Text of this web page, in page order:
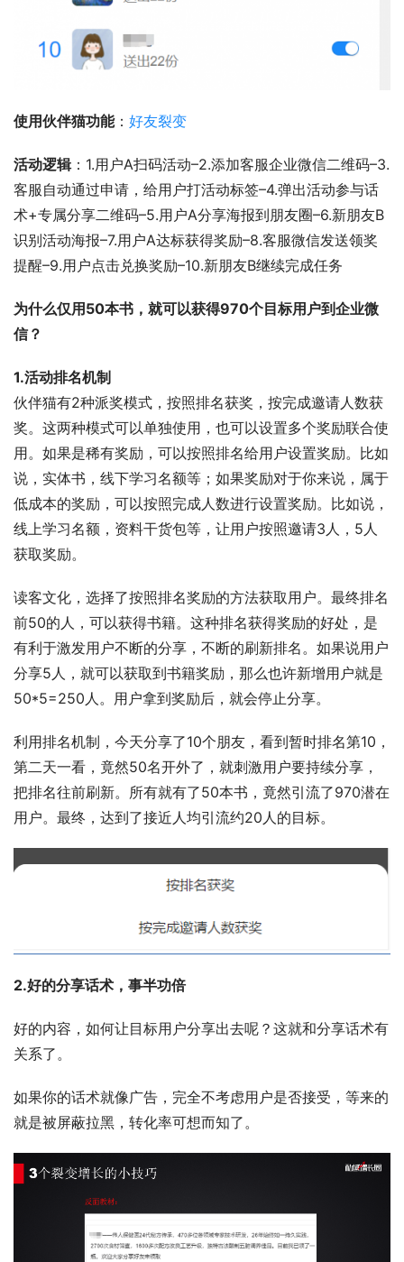
使用伙伴猫功能： 好友裂变
活动逻辑：1.用户A扫码活动–2.添加客服企业微信二维码–3.
客服自动通过申请，给用户打活动标签–4.弹出活动参与话
术+专属分享二维码–5.用户A分享海报到朋友圈–6.新朋友B
识别活动海报–7.用户A达标获得奖励–8.客服微信发送领奖
提醒–9.用户点击兑换奖励–10.新朋友B继续完成任务
为什么仅用50本书，就可以获得970个目标用户到企业微
信？
1.活动排名机制
伙伴猫有2种派奖模式，按照排名获奖，按完成邀请人数获
奖。这两种模式可以单独使用，也可以设置多个奖励联合使
用。如果是稀有奖励，可以按照排名给用户设置奖励。比如
说，实体书，线下学习名额等；如果奖励对于你来说，属于
低成本的奖励，可以按照完成人数进行设置奖励。比如说，
线上学习名额，资料干货包等，让用户按照邀请3人，5人
获取奖励。
读客文化，选择了按照排名奖励的方法获取用户。最终排名
前50的人，可以获得书籍。这种排名获得奖励的好处，是
有利于激发用户不断的分享，不断的刷新排名。如果说用户
分享5人，就可以获取到书籍奖励，那么也许新增用户就是
50*5=250人。用户拿到奖励后，就会停止分享。
利用排名机制，今天分享了10个朋友，看到暂时排名第10，
第二天一看，竟然50名开外了，就刺激用户要持续分享，
把排名往前刷新。所有就有了50本书，竟然引流了970潜在
用户。最终，达到了接近人均引流约20人的目标。
2.好的分享话术，事半功倍
好的内容，如何让目标用户分享出去呢？这就和分享话术有
关系了。
如果你的话术就像广告，完全不考虑用户是否接受，等来的
就是被屏蔽拉黑，转化率可想而知了。